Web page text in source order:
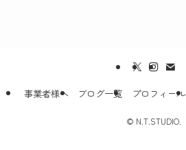
事業者様へ ブログ一覧 プロフィール
© N.T.STUDIO.